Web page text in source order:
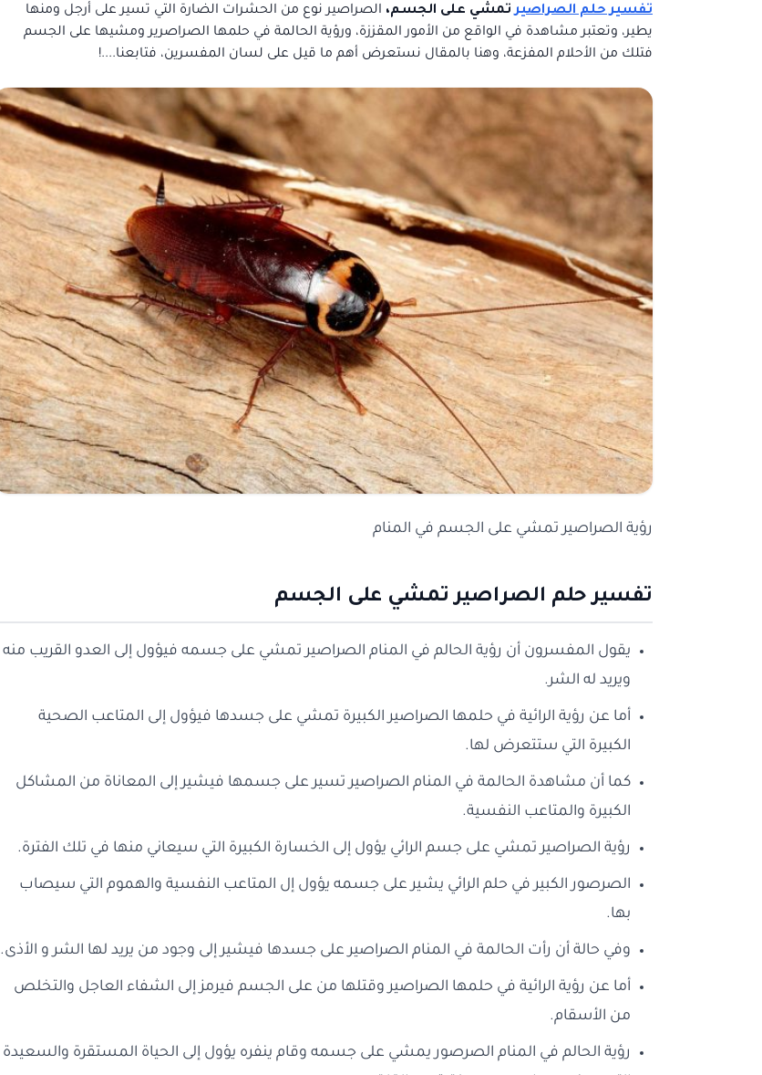
تفسير حلم الصراصيرتمشي على الجسم، الصراصير نوع من الحشرات الضارة التي تسير على أرجل ومنها
يطير، وتعتبر مشاهدة في الواقع من الأمور المقززة، ورؤية الحالمة في حلمها الصراصرير ومشيها على الجسم
فتلك من الأحلام المفزعة، وهنا بالمقال نستعرض أهم ما قيل على لسان المفسرين، فتابعنا....!
رؤية الصراصير تمشي على الجسم في المنام
تفسير حلم الصراصير تمشي على الجسم
يقول المفسرون أن رؤية الحالم في المنام الصراصير تمشي على جسمه فيؤول إلى العدو القريب منه
ويريد له الشر.
أما عن رؤية الرائية في حلمها الصراصير الكبيرة تمشي على جسدها فيؤول إلى المتاعب الصحية
الكبيرة التي ستتعرض لها.
كما أن مشاهدة الحالمة في المنام الصراصير تسير على جسمها فيشير إلى المعاناة من المشاكل
الكبيرة والمتاعب النفسية.
رؤية الصراصير تمشي على جسم الرائي يؤول إلى الخسارة الكبيرة التي سيعاني منها في تلك الفترة.
الصرصور الكبير في حلم الرائي يشير على جسمه يؤول إل المتاعب النفسية والهموم التي سيصاب
بها.
وفي حالة أن رأت الحالمة في المنام الصراصير على جسدها فيشير إلى وجود من يريد لها الشر و الأذى.
أما عن رؤية الرائية في حلمها الصراصير وقتلها من على الجسم فيرمز إلى الشفاء العاجل والتخلص
من الأسقام.
رؤية الحالم في المنام الصرصور يمشي على جسمه وقام ينفره يؤول إلى الحياة المستقرة والسعيدة